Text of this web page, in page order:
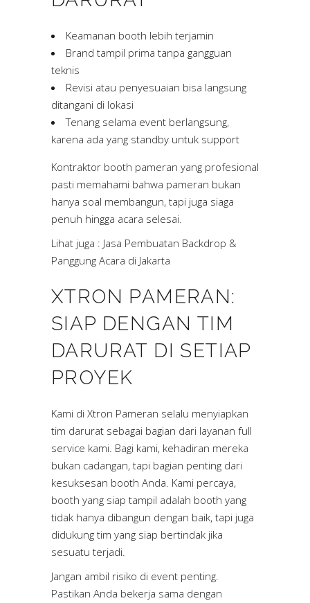
Keamanan booth lebih terjamin
Brand tampil prima tanpa gangguan
teknis
Revisi atau penyesuaian bisa langsung
ditangani di lokasi
Tenang selama event berlangsung,
karena ada yang standby untuk support
Kontraktor booth pameran yang profesional
pasti memahami bahwa pameran bukan
hanya soal membangun, tapi juga siaga
penuh hingga acara selesai.
Lihat juga : Jasa Pembuatan Backdrop &
Panggung Acara di Jakarta
XTRON PAMERAN:
SIAP DENGAN TIM
DARURAT DI SETIAP
PROYEK
Kami di Xtron Pameran selalu menyiapkan
tim darurat sebagai bagian dari layanan full
service kami. Bagi kami, kehadiran mereka
bukan cadangan, tapi bagian penting dari
kesuksesan booth Anda. Kami percaya,
booth yang siap tampil adalah booth yang
tidak hanya dibangun dengan baik, tapi juga
didukung tim yang siap bertindak jika
sesuatu terjadi.
Jangan ambil risiko di event penting.
Pastikan Anda bekerja sama dengan